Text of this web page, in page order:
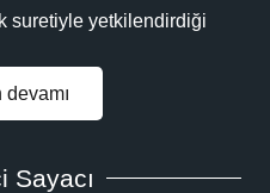
suretiyle yetkilendirdiği
devamı
Sayacı